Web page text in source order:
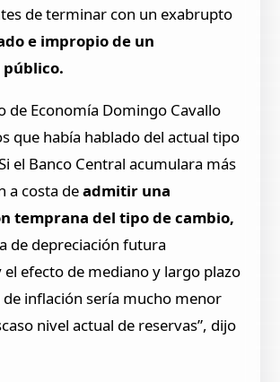
de terminar con un exabrupto
e impropio de un
de Economía Domingo Cavallo
que había hablado del actual tipo
el Banco Central acumulara más
a costa deadmitir una
temprana del tipo de cambio,
de depreciación futura
efecto de mediano y largo plazo
de inflación sería mucho menor
nivel actual de reservas”, dijo